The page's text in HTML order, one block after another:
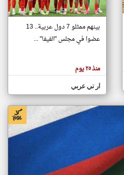
تغيير الدولة
اخبار جزر القمر على مدار الساعة
أهم اخبار جزر القمر العاجلة والمباشرة
بينهم ممثلو 7 دول عربية.. 13
عضوا في مجلس "الفيفا" ...
منذ ٢٥ يوم
ار تي عربي
klyoum.com